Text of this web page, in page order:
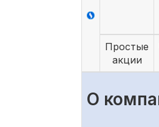
Простые
акции
О